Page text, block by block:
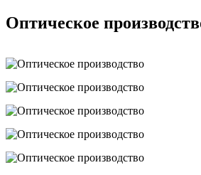
Оптическое